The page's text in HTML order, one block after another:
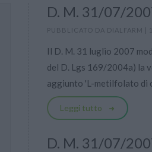
D. M. 31/07/
PUBBLICATO DA DIALFARM |
Il D. M. 31 luglio 2007
del D. Lgs 169/2004a) la
aggiunto 'L-metilfolato di
Leggi tutto
D. M. 31/07/